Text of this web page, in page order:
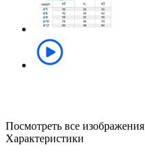
Посмотреть все изображения
Характеристики